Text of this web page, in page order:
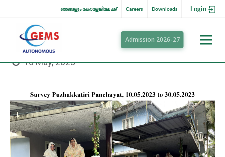
Login
Downloads
Careers
ഞങ്ങളും കോളേജിലേക്ക്
Admission 2026-27
10 May, 2023